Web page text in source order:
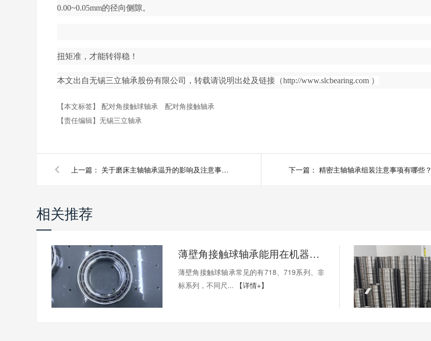
0.00~0.05mm的径向侧隙。
扭矩准，才能转得稳！
本文出自无锡三立轴承股份有限公司，转载请说明出处及链接（http://www.slcbearing.com ）
【本文标签】 配对角接触球轴承
配对角接触轴承
【责任编辑】 无锡三立轴承
上一篇： 关于磨床主轴轴承温升的影响及注意事项！ 下一篇： 精密主轴轴承组装注意事项有哪些？
相关推荐
薄壁角接触球轴承能用在机器人上吗？薄壁轴承有哪些优点？
薄壁角接触球轴承常见的有718、719系列、非
标系列，不同尺...
【详情+】